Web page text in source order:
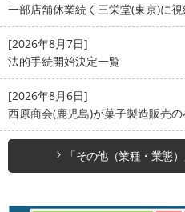
一部店舗休業続く三栄堂(東京)に
[2026年8月7日]
法的手続開始決定一覧
[2026年8月6日]
西原商会(鹿児島)が菓子製造販売
「その他（業種・業態